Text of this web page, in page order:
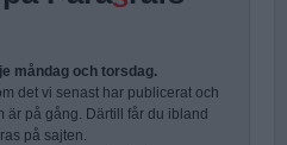
måndag och torsdag.
det vi senast har publicerat och
är på gång. Därtill får du ibland
på sajten.